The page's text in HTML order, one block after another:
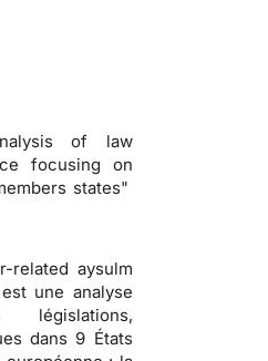
of law
focusing on
states"
related aysulm
une analyse
législations,
dans 9 États